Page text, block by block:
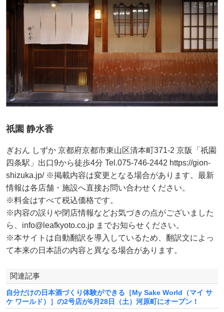
祇園 静水香
ぎおん しずか 京都府京都市東山区清本町371-2 京阪「祇園
四条駅」出口9から徒歩4分 Tel.075-746-2442 https://gion-
shizuka.jp/ ※掲載内容は変更となる場合があります。最新
情報は各店舗・施設へ直接お問い合わせください。
※料金はすべて税込価格です。
※内容の誤りや閉店情報などお気づきの点がございました
ら、info@leafkyoto.co.jp までお知らせください。
※本サイトは自動翻訳を導入しているため、翻訳文によっ
て本来の日本語の内容と異なる場合があります。
関連記事
自分だけの日本酒づくり体験ができる［My Sake World（マイ サ
ケ ワールド）］の2号店が6月28日（土）河原町にオープン！